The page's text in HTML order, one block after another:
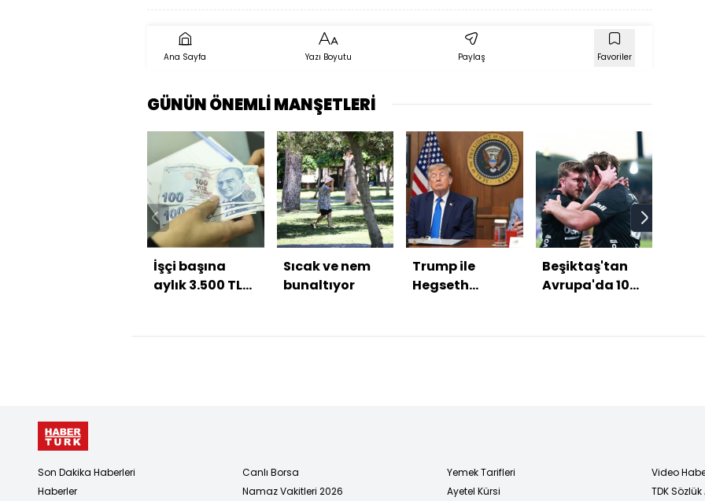
Ana Sayfa Yazı Boyutu Paylaş Favoriler
GÜNÜN ÖNEMLİ MANŞETLERİ
İşçi başına
aylık 3.500 TL
Sıcak ve nem
bunaltıyor
Trump ile
Hegseth
Beşiktaş'tan
Avrupa'da 100.
Son Dakika Haberleri
Haberler
Canlı Borsa
Namaz Vakitleri 2026
Yemek Tarifleri
Ayetel Kürsi
Video
TDK